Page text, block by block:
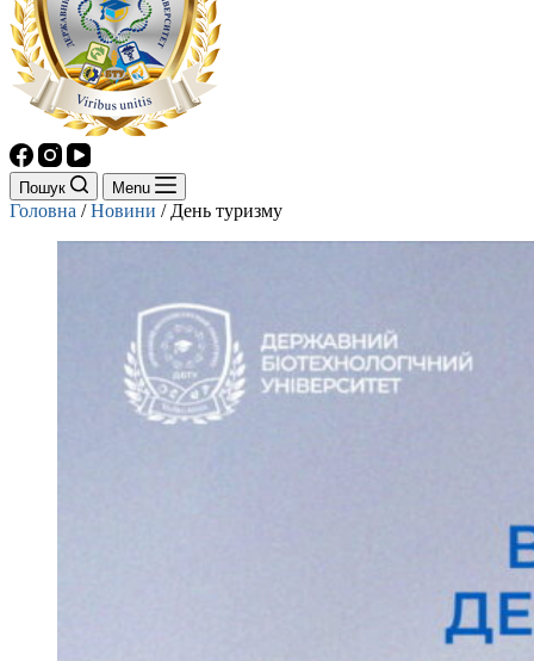
Пошук Menu
Головна /Новини / День туризму